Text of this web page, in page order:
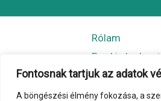
Fontosnak tartjuk az adatok
A böngészési élmény fokozása, a
Rólam
Egy kis
További
Könyvem